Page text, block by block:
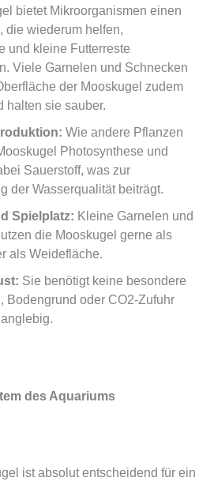
bietet Mikroorganismen einen
die wiederum helfen,
und kleine Futterreste
Viele Garnelen und Schnecken
der Mooskugel zudem
halten sie sauber.
Wie andere Pflanzen
Photosynthese und
Sauerstoff, was zur
der Wasserqualität beiträgt.
Spielplatz: Kleine Garnelen und
die Mooskugel gerne als
als Weidefläche.
Sie benötigt keine besondere
Bodengrund oder CO2-Zufuhr
des Aquariums
ist absolut entscheidend für ein